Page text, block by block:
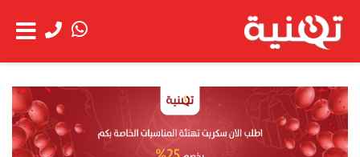
الحساب
شاهد العربة
عن
الشركة